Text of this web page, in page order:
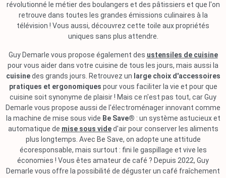
révolutionné le métier des boulangers et des pâtissiers et que l'on
retrouve dans toutes les grandes émissions culinaires à la
télévision ! Vous aussi, découvrez cette toile aux propriétés
uniques sans plus attendre.
Guy Demarle vous propose également des ustensiles de cuisine
pour vous aider dans votre cuisine de tous les jours, mais aussi la
cuisinedes grands jours. Retrouvez un large choix d'accessoires
pratiques et ergonomiques pour vous faciliter la vie et pour que
cuisine soit synonyme de plaisir ! Mais ce n'est pas tout, car Guy
Demarle vous propose aussi de l'électroménager innovant comme
la machine de mise sous vide Be Save® : un système astucieux et
automatique de mise sous vided'air pour conserver les aliments
plus longtemps. Avec Be Save, on adopte une attitude
écoresponsable, mais surtout : fini le gaspillage et vive les
économies ! Vous êtes amateur de café ? Depuis 2022, Guy
Demarle vous offre la possibilité de déguster un café fraîchement